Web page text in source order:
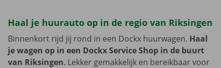
Haal je huurauto op in de regio van Riksingen
Binnenkort rijd jij rond in een Dockx huurwagen. Haal
je wagen op in een Dockx Service Shop in de buurt
van Riksingen. Lekker gemakkelijk en bereikbaar voor